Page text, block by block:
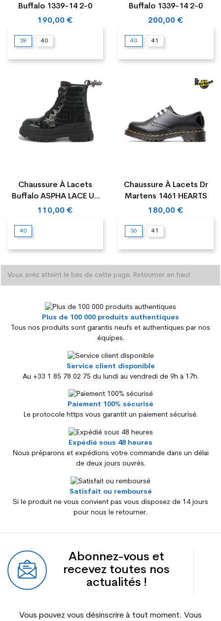
Buffalo 1339-14 2-0
190,00 €
39 40
Buffalo 1339-14 2-0
200,00 €
40 41
Chaussure À Lacets
Buffalo ASPHA LACE UP
HI
110,00 €
40
Chaussure À Lacets Dr
Martens 1461 HEARTS
180,00 €
36 41
Vous avez atteint le bas de cette page. Retourner en haut
Plus de 100 000 produits authentiques
Tous nos produits sont garantis neufs et authentiques par nos
équipes.
Service client disponible
Au +33 1 85 78 02 75 du lundi au vendredi de 9h à 17h.
Paiement 100% sécurisé
Le protocole https vous garantit un paiement sécurisé.
Expédié sous 48 heures
Nous préparons et expédions votre commande dans un délai
de deux jours ouvrés.
Satisfait ou remboursé
Si le produit ne vous convient pas vous disposez de 14 jours
pour nous le retourner.
Abonnez-vous et
recevez toutes nos
actualités !
Vous pouvez vous désinscrire à tout moment. Vous